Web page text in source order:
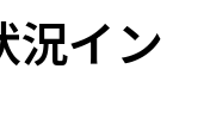
況イン